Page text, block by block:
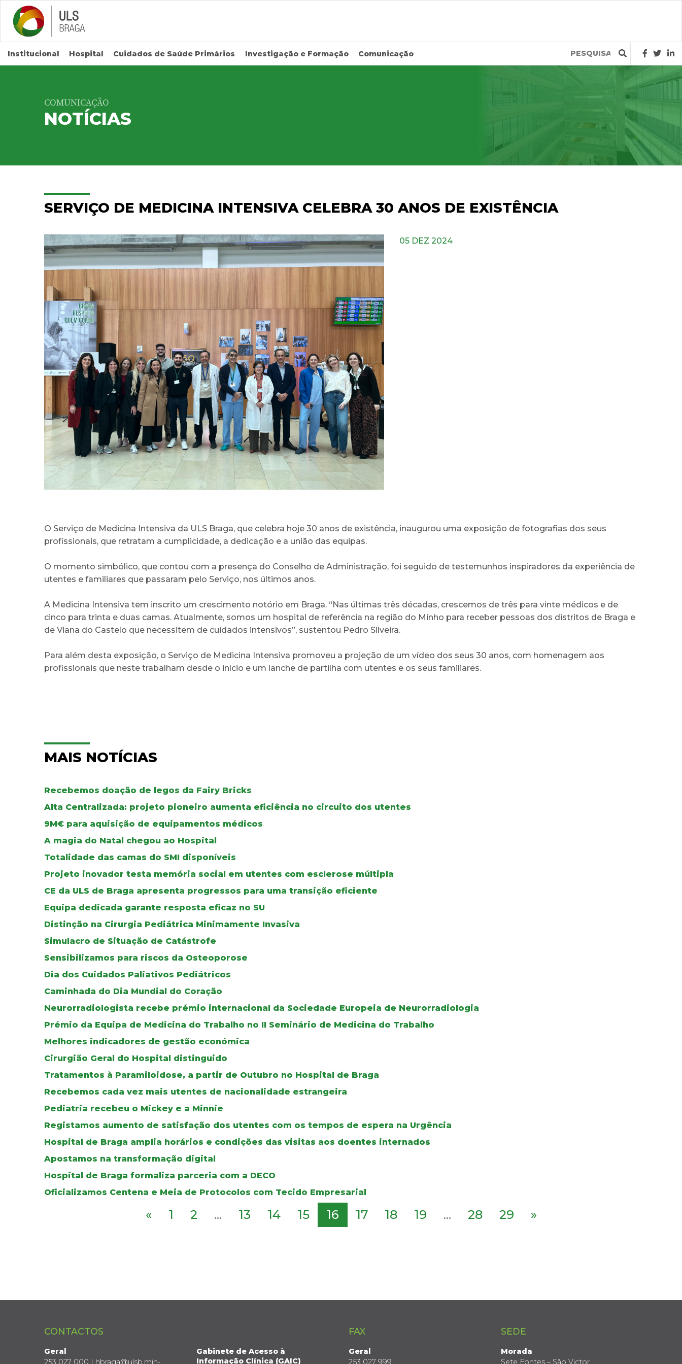
Saltar para conteúdo principal
Institucional Hospital Cuidados de Saúde Primários Investigação e Formação Comunicação
Query
COMUNICAÇÃO
NOTÍCIAS
SERVIÇO DE MEDICINA INTENSIVA CELEBRA 30 ANOS DE EXISTÊNCIA
05 DEZ 2024
O Serviço de Medicina Intensiva da ULS Braga, que celebra hoje 30 anos de existência, inaugurou uma exposição de fotografias dos seus
profissionais, que retratam a cumplicidade, a dedicação e a união das equipas.
O momento simbólico, que contou com a presença do Conselho de Administração, foi seguido de testemunhos inspiradores da experiência de
utentes e familiares que passaram pelo Serviço, nos últimos anos.
A Medicina Intensiva tem inscrito um crescimento notório em Braga. “Nas últimas três décadas, crescemos de três para vinte médicos e de
cinco para trinta e duas camas. Atualmente, somos um hospital de referência na região do Minho para receber pessoas dos distritos de Braga e
de Viana do Castelo que necessitem de cuidados intensivos”, sustentou Pedro Silveira.
Para além desta exposição, o Serviço de Medicina Intensiva promoveu a projeção de um vídeo dos seus 30 anos, com homenagem aos
profissionais que neste trabalham desde o início e um lanche de partilha com utentes e os seus familiares.
MAIS NOTÍCIAS
Recebemos doação de legos da Fairy Bricks
Alta Centralizada: projeto pioneiro aumenta eficiência no circuito dos utentes
9M€ para aquisição de equipamentos médicos
A magia do Natal chegou ao Hospital
Totalidade das camas do SMI disponíveis
Projeto inovador testa memória social em utentes com esclerose múltipla
CE da ULS de Braga apresenta progressos para uma transição eficiente
Equipa dedicada garante resposta eficaz no SU
Distinção na Cirurgia Pediátrica Minimamente Invasiva
Simulacro de Situação de Catástrofe
Sensibilizamos para riscos da Osteoporose
Dia dos Cuidados Paliativos Pediátricos
Caminhada do Dia Mundial do Coração
Neurorradiologista recebe prémio internacional da Sociedade Europeia de Neurorradiologia
Prémio da Equipa de Medicina do Trabalho no II Seminário de Medicina do Trabalho
Melhores indicadores de gestão económica
Cirurgião Geral do Hospital distinguido
Tratamentos à Paramiloidose, a partir de Outubro no Hospital de Braga
Recebemos cada vez mais utentes de nacionalidade estrangeira
Pediatria recebeu o Mickey e a Minnie
Registamos aumento de satisfação dos utentes com os tempos de espera na Urgência
Hospital de Braga amplia horários e condições das visitas aos doentes internados
Apostamos na transformação digital
Hospital de Braga formaliza parceria com a DECO
Oficializamos Centena e Meia de Protocolos com Tecido Empresarial
« 1 2 ... 13 14 15 16 17 18 19 ... 28 29 »
CONTACTOS
Geral
253 027 000 | hbraga@ulsb.min-
Gabinete de Acesso à
Informação Clínica (GAIC)
FAX
Geral
253 027 999
SEDE
Morada
Sete Fontes – São Victor